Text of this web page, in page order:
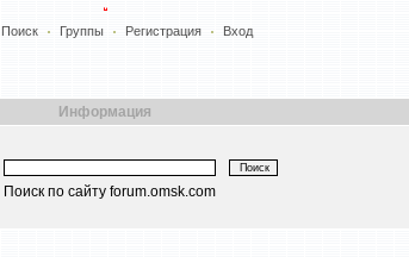
Поиск Группы Регистрация Вход
Информация
Поиск по сайту forum.omsk.com